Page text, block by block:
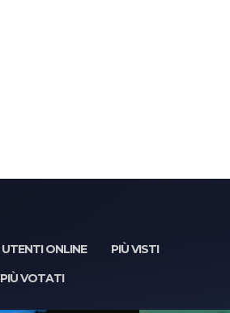
UTENTI ONLINE
PIÙ VISTI
PIÙ VOTATI